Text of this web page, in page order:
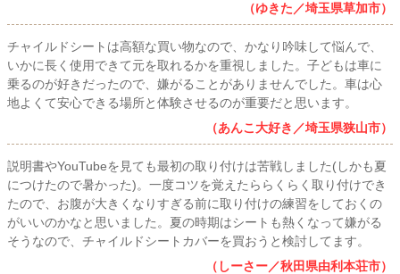
（ゆきた／埼玉県草加市）
チャイルドシートは高額な買い物なので、かなり吟味して悩んで、
いかに長く使用できて元を取れるかを重視しました。子どもは車に
乗るのが好きだったので、嫌がることがありませんでした。車は心
地よくて安心できる場所と体験させるのが重要だと思います。
（あんこ大好き／埼玉県狭山市）
説明書やYouTubeを見ても最初の取り付けは苦戦しました(しかも夏
につけたので暑かった)。一度コツを覚えたららくらく取り付けでき
たので、お腹が大きくなりすぎる前に取り付けの練習をしておくの
がいいのかなと思いました。夏の時期はシートも熱くなって嫌がる
そうなので、チャイルドシートカバーを買おうと検討してます。
（しーさー／秋田県由利本荘市）